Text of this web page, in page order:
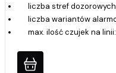
liczba stref
liczba wariantów
max. ilość czujek na